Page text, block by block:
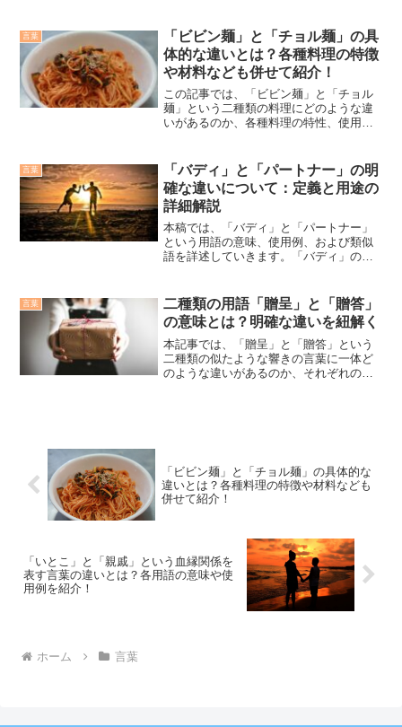
司」は通常、職場であなたよりも高い地
位にある人々を指し、仕事...
言葉
「ビビン麺」と「チョル麺」の具
体的な違いとは？各種料理の特徴
や材料なども併せて紹介！
この記事では、「ビビン麺」と「チョル
麺」という二種類の料理にどのような違
いがあるのか、各種料理の特性、使用
特徴「ビビン麺」は、韓国のバリエーシ
ョン豊かな麺料理で、様々な...
言葉
「バディ」と「パートナー」の明
確な違いについて：定義と用途の
詳細解説
本稿では、「バディ」と「パートナー」
という用語の意味、使用例、および類似
語を詳述していきます。「バディ」の定
間を指す用語であり、英語の"buddy"が語
源です。この語は...
言葉
二種類の用語「贈呈」と「贈答」
の意味とは？明確な違いを紐解く
本記事では、「贈呈」と「贈答」という
二種類の似たような響きの言葉に一体ど
のような違いがあるのか、それぞれの用
「ビビン麺」と「チョル麺」の具体的な
違いとは？各種料理の特徴や材料なども
併せて紹介！
「いとこ」と「親戚」という血縁関係を
表す言葉の違いとは？各用語の意味や使
用例を紹介！
ホーム 言葉